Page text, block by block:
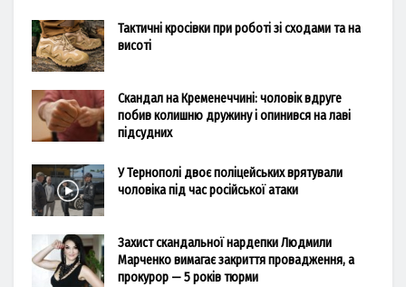
Тактичні кросівки при роботі зі сходами та на
висоті
Скандал на Кременеччині: чоловік вдруге
побив колишню дружину і опинився на лаві
підсудних
У Тернополі двоє поліцейських врятували
чоловіка під час російської атаки
Захист скандальної нардепки Людмили
Марченко вимагає закриття провадження, а
прокурор — 5 років тюрми